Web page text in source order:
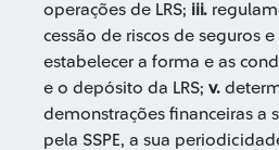
operações de LRS; iii.
cessão de riscos de seguros e
estabelecer a forma e as
e o depósito da LRS; v.
demonstrações financeiras a
pela SSPE, a sua